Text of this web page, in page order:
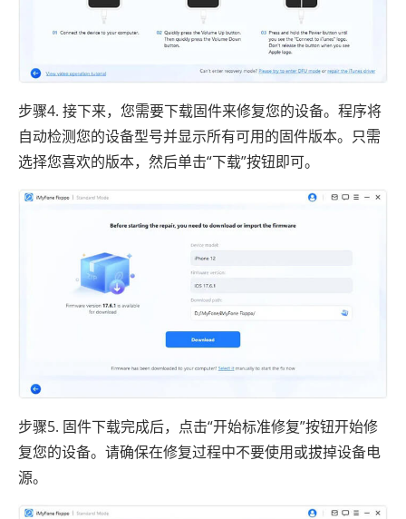
步骤4. 接下来，您需要下载固件来修复您的设备。程序将
自动检测您的设备型号并显示所有可用的固件版本。只需
选择您喜欢的版本，然后单击“下载”按钮即可。
步骤5. 固件下载完成后，点击“开始标准修复”按钮开始修
复您的设备。请确保在修复过程中不要使用或拔掉设备电
源。